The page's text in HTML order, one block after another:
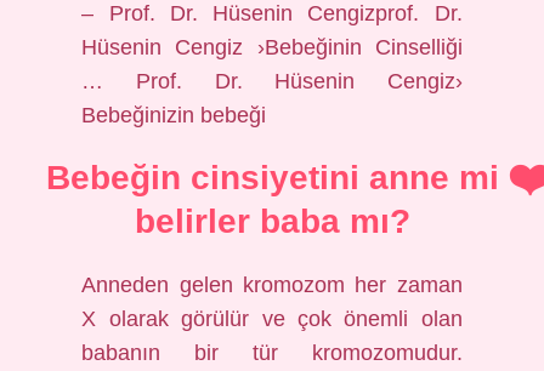
– Prof. Dr. Hüsenin Cengizprof. Dr.
Hüsenin Cengiz ›Bebeğinin Cinselliği
… Prof. Dr. Hüsenin Cengiz›
Bebeğinizin bebeği
Bebeğin cinsiyetini anne mi
belirler baba mı?
Anneden gelen kromozom her zaman
X olarak görülür ve çok önemli olan
babanın bir tür kromozomudur.